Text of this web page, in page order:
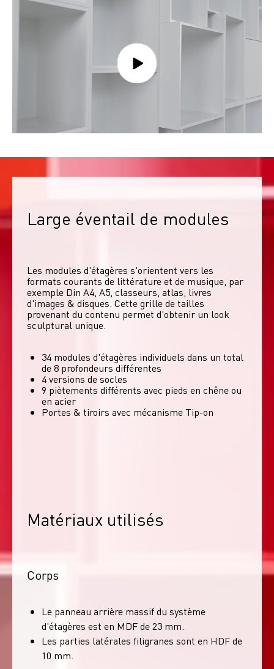
Large éventail de modules
Les modules d'étagères s'orientent vers les
formats courants de littérature et de musique, par
exemple Din A4, A5, classeurs, atlas, livres
d'images & disques. Cette grille de tailles
provenant du contenu permet d'obtenir un look
sculptural unique.
34 modules d'étagères individuels dans un total
de 8 profondeurs différentes
4 versions de socles
9 piètements différents avec pieds en chêne ou
en acier
Portes & tiroirs avec mécanisme Tip-on
Matériaux utilisés
Corps
Le panneau arrière massif du système
d'étagères est en MDF de 23 mm.
Les parties latérales filigranes sont en HDF de
10 mm.